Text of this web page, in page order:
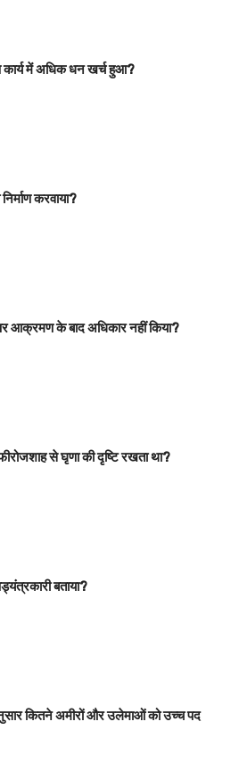
कार्य में अधिक धन खर्च हुआ?
करवाया?
आक्रमण के बाद अधिकार नहीं किया?
से घृणा की दृष्टि रखता था?
बताया?
कितने अमीरों और उलेमाओं को उच्च पद